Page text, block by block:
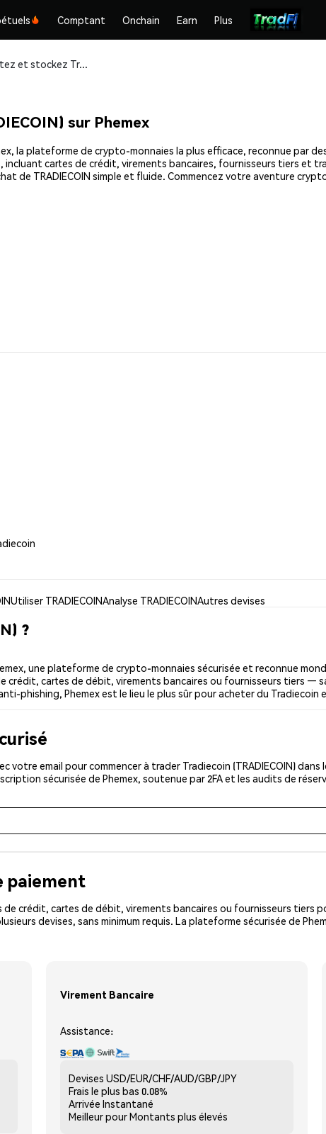
Comptant Onchain Earn Plus
Achetez et stockez Tradiecoin (TRADIECOIN) en toute sécurité
sur Phemex
la plateforme de crypto-monnaies la plus efficace, reconnue par
cartes de crédit, virements bancaires, fournisseurs tiers et
de TRADIECOIN simple et fluide. Commencez votre aventure
Utiliser TRADIECOINAnalyse TRADIECOINAutres devises
?
une plateforme de crypto-monnaies sécurisée et reconnue
crédit, cartes de débit, virements bancaires ou fournisseurs tiers —
phishing, Phemex est le lieu le plus sûr pour acheter du
votre email pour commencer à trader Tradiecoin (TRADIECOIN)
sécurisée de Phemex, soutenue par 2FA et les audits de
paiement
crédit, cartes de débit, virements bancaires ou fournisseurs tiers
devises, sans minimum requis. La plateforme sécurisée de
Virement Bancaire
Assistance:
Devises USD/EUR/CHF/AUD/GBP/JPY
Frais le plus bas 0.08%
Arrivée Instantané
Meilleur pourMontants plus élevés